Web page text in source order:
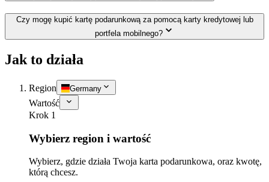
Czy mogę kupić kartę podarunkową za pomocą karty kredytowej lub
portfela mobilnego?
Jak to działa
Region Germany
Wartość
Krok 1
Wybierz region i wartość
Wybierz, gdzie działa Twoja karta podarunkowa, oraz kwotę,
którą chcesz.